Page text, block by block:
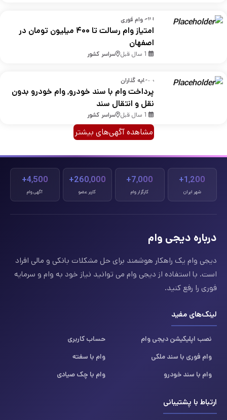
ارائه وام فوری
امتیاز وام رسالت تا ۴۰۰ میلیون تومان در
اصفهان
1 سال قبل سراسر کشور
سرمایه گذاران
پرداخت وام با سند خودرو, وام خودرو بدون
نقل و انتقال سند
1 سال قبل سراسر کشور
مشاهده آگهی‌های بیشتر
1,200+
شهر ایران
7,000+
کارگزار وام
260,000+
کاربر عضو
4,500+
آگهی وام
درباره دیجی وام
دیجی وام یک راهکار هوشمند برای حل مشکلات بانکی و مالی افراد
است. با استفاده از دیجی وام می توانید نیاز خود به وام و سرمایه
فوری را رفع کنید.
لینک‌های مفید
نصب اپلیکیشن دیجی وام
حساب کاربری
وام فوری با سند ملکی
وام با سفته
وام با سند خودرو
وام با چک صیادی
ارتباط با پشتیبانی